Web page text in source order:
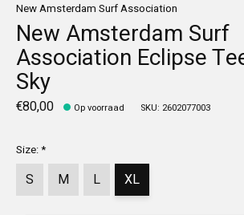
New Amsterdam Surf Association
New Amsterdam Surf
Association Eclipse
Sky
€80,00 Op voorraad SKU: 2602077003
Size:*
S M L XL